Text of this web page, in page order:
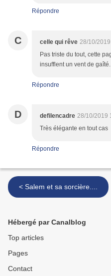
Répondre
C celle qui rêve 28/10/
Pas triste du tout, cette
insufflent un vent de gaîté.
Répondre
D defilencadre 28/10/2019
Très élégante en tout cas
Répondre
< Salem et sa sorcière....
Hébergé par Canalblog
Top articles
Pages
Contact